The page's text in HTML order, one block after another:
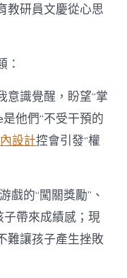
教研員文慶從心思
：
意識覺醒，盼望“掌
他們“不受干預的
設計控會引發“權
戲的“闖關獎勵”、
子帶來成績感；現
難讓孩子產生挫敗